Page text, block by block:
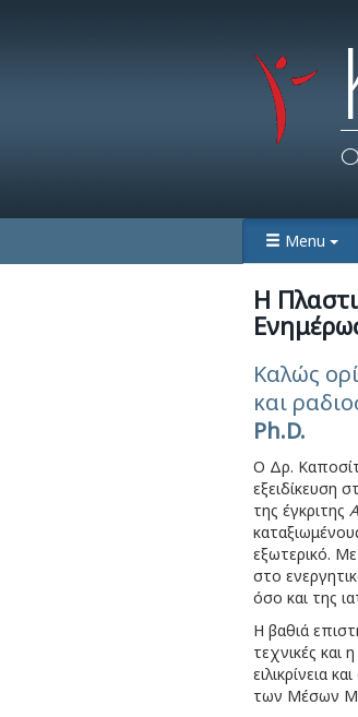
Menu
Η
Καλώς
και
Ph.D.
O Δρ.
εξειδίκευση
της έγκριτης
εξωτερικό. Με
στο
όσο και της
Η βαθιά
τεχνικές και
ειλικρίνεια
των Μέσων